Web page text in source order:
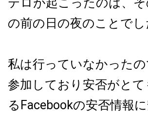
の前の日の夜のことでし
私は行っていなかった
参加しており安否がと
るFacebookの安否情報